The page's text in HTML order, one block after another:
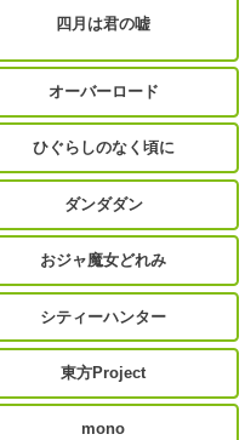
四月は君の嘘
オーバーロード
ひぐらしのなく頃に
ダンダダン
おジャ魔女どれみ
シティーハンター
東方Project
mono